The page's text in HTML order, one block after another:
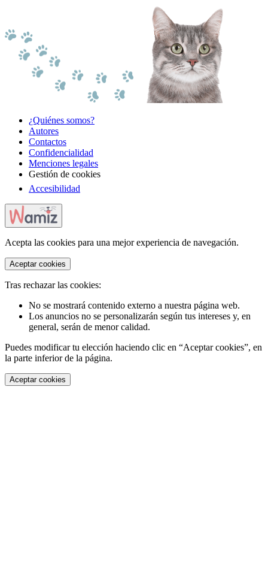
¿Quiénes somos?
Autores
Contactos
Confidencialidad
Menciones legales
Gestión de cookies
Accesibilidad
Acepta las cookies para una mejor experiencia de navegación.
Aceptar cookies
Tras rechazar las cookies:
No se mostrará contenido externo a nuestra página web.
Los anuncios no se personalizarán según tus intereses y, en
general, serán de menor calidad.
Puedes modificar tu elección haciendo clic en “Aceptar cookies”, en
la parte inferior de la página.
Aceptar cookies